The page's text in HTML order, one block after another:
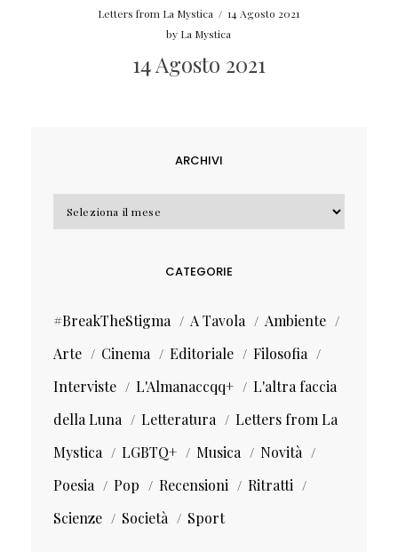
Letters from La Mystica / 14 Agosto 2021
by La Mystica
14 Agosto 2021
ARCHIVI
CATEGORIE
#BreakTheStigma A Tavola
Ambiente
Arte
Cinema Editoriale
Filosofia
Interviste
L'Almanaccqq+
L'altra faccia
della Luna
Letteratura
Letters from La
Mystica
LGBTQ+ Musica
Novità
Poesia
Pop Recensioni
Ritratti
Scienze
Società Sport